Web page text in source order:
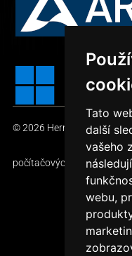
Tato
další
vašeho
webu,
© 2026 HerníDěla.cz –
počítačových sestav